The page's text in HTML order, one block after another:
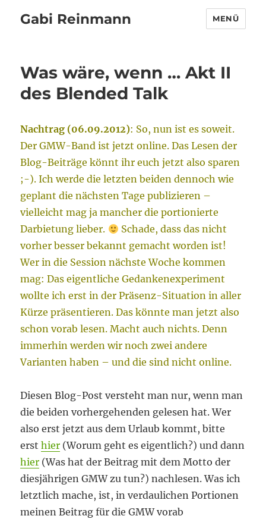
Gabi Reinmann MENÜ
Was wäre, wenn … Akt II
des Blended Talk
Nachtrag (06.09.2012): So, nun ist es soweit.
Der GMW-Band ist jetzt online. Das Lesen der
Blog-Beiträge könnt ihr euch jetzt also sparen
;-). Ich werde die letzten beiden dennoch wie
geplant die nächsten Tage publizieren –
vielleicht mag ja mancher die portionierte
Darbietung lieber.
Schade, dass das nicht
vorher besser bekannt gemacht worden ist!
Wer in die Session nächste Woche kommen
mag: Das eigentliche Gedankenexperiment
wollte ich erst in der Präsenz-Situation in aller
Kürze präsentieren. Das könnte man jetzt also
schon vorab lesen. Macht auch nichts. Denn
immerhin werden wir noch zwei andere
Varianten haben – und die sind nicht online.
Diesen Blog-Post versteht man nur, wenn man
die beiden vorhergehenden gelesen hat. Wer
also erst jetzt aus dem Urlaub kommt, bitte
ersthier (Worum geht es eigentlich?) und dann
hier (Was hat der Beitrag mit dem Motto der
diesjährigen GMW zu tun?) nachlesen. Was ich
letztlich mache, ist, in verdaulichen Portionen
meinen Beitrag für die GMW vorab